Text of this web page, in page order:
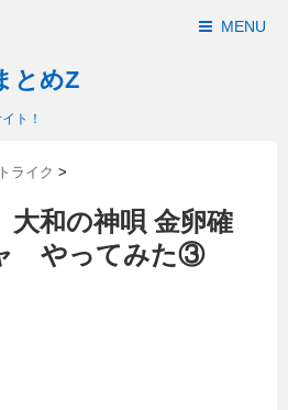
MENU
とめZ
ト！
ライク >
大和の神唄 金卵確
やってみた③